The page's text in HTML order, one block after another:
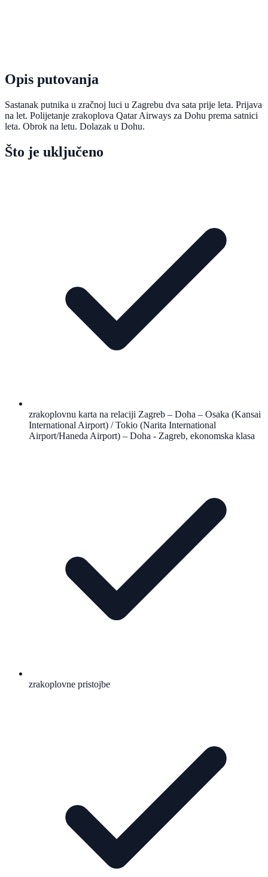
Opis putovanja
Sastanak putnika u zračnoj luci u Zagrebu dva sata prije leta. Prijava
na let. Polijetanje zrakoplova Qatar Airways za Dohu prema satnici
leta. Obrok na letu. Dolazak u Dohu.
Što je uključeno
zrakoplovnu karta na relaciji Zagreb – Doha – Osaka (Kansai
International Airport) / Tokio (Narita International
Airport/Haneda Airport) – Doha - Zagreb, ekonomska klasa
zrakoplovne pristojbe